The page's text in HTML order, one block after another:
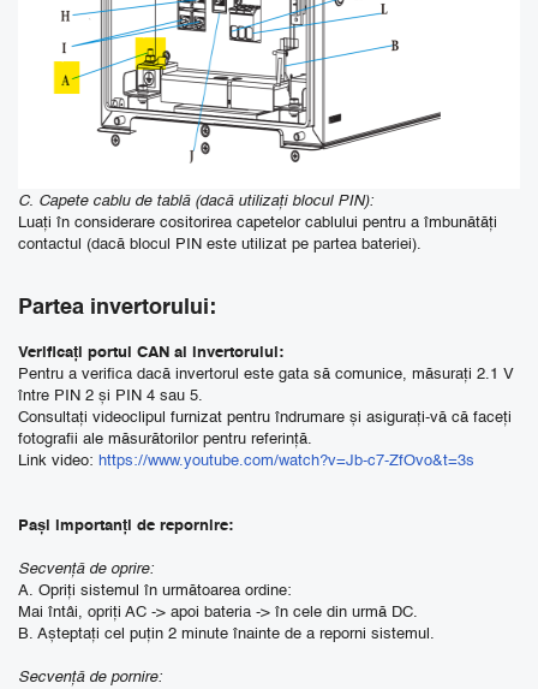
C. Capete cablu de tablă (dacă utilizați blocul PIN):
Luați în considerare cositorirea capetelor cablului pentru a îmbunătăți
contactul (dacă blocul PIN este utilizat pe partea bateriei).
Partea invertorului:
Verificați portul CAN al invertorului:
Pentru a verifica dacă invertorul este gata să comunice, măsurați 2.1 V
între PIN 2 și PIN 4 sau 5.
Consultați videoclipul furnizat pentru îndrumare și asigurați-vă că faceți
fotografii ale măsurătorilor pentru referință.
Link video: https://www.youtube.com/watch?v=Jb-c7-ZfOvo&t=3s
Pași importanți de repornire:
Secvență de oprire:
A. Opriți sistemul în următoarea ordine:
Mai întâi, opriți AC -> apoi bateria -> în cele din urmă DC.
B. Așteptați cel puțin 2 minute înainte de a reporni sistemul.
Secvență de pornire: